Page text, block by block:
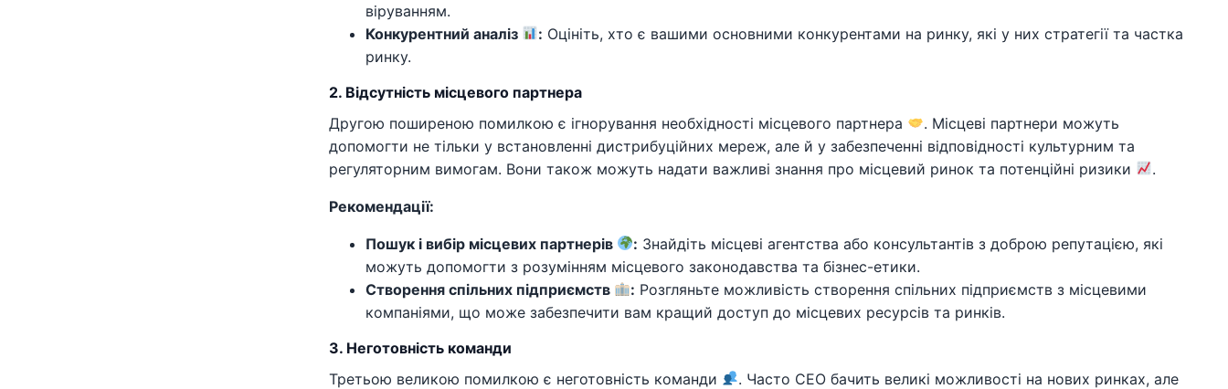
віруванням.
Конкурентний аналіз
: Оцініть, хто є вашими основними конкурентами на ринку, які у них стратегії та частка
ринку.
2. Відсутність місцевого партнера
Другою поширеною помилкою є ігнорування необхідності місцевого партнера
. Місцеві партнери можуть
допомогти не тільки у встановленні дистрибуційних мереж, але й у забезпеченні відповідності культурним та
регуляторним вимогам. Вони також можуть надати важливі знання про місцевий ринок та потенційні ризики
.
Рекомендації:
Пошук і вибір місцевих партнерів : Знайдіть місцеві агентства або консультантів з доброю репутацією, які
можуть допомогти з розумінням місцевого законодавства та бізнес-етики.
Створення спільних підприємств
: Розгляньте можливість створення спільних підприємств з місцевими
компаніями, що може забезпечити вам кращий доступ до місцевих ресурсів та ринків.
3. Неготовність команди
Третьою великою помилкою є неготовність команди
. Часто СЕО бачить великі можливості на нових ринках, але